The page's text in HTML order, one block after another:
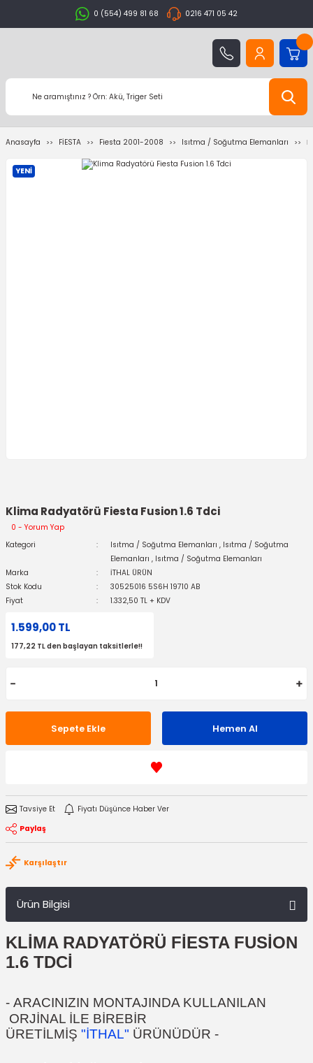
0 (554) 499 81 68 0216 471 05 42
Anasayfa FİESTA Fiesta 2001-2008 Isıtma / Soğutma Elemanları
YENİ
Klima Radyatörü Fiesta Fusion 1.6 Tdci
0 - Yorum Yap
Kategori
Isıtma / Soğutma Elemanları , Isıtma / Soğutma
Elemanları , Isıtma / Soğutma Elemanları
Marka
İTHAL ÜRÜN
Stok Kodu
30525016 5S6H 19710 AB
Fiyat
1.332,50 TL + KDV
1.599,00 TL
177,22 TL den başlayan taksitlerle!!
Sepete Ekle Hemen Al
Tavsiye Et
Fiyatı Düşünce Haber Ver
Paylaş
Karşılaştır
Ürün Bilgisi
KLİMA RADYATÖRÜ FİESTA FUSİON
1.6 TDCİ
- ARACINIZIN MONTAJINDA KULLANILAN
ORJİNAL İLE BİREBİR
ÜRETİLMİŞ "İTHAL" ÜRÜNÜDÜR -